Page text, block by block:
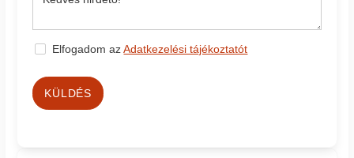
Elfogadom azAdatkezelési tájékoztatót
KÜLDÉS